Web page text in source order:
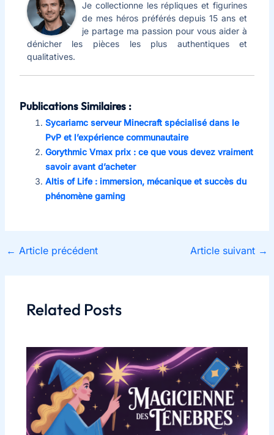
Je collectionne les répliques et figurines
de mes héros préférés depuis 15 ans et
je partage ma passion pour vous aider à
dénicher les pièces les plus authentiques et
qualitatives.
Publications Similaires :
Sycariamc serveur Minecraft spécialisé dans le
PvP et l’expérience communautaire
Gorythmic Vmax prix : ce que vous devez vraiment
savoir avant d’acheter
Altis of Life : immersion, mécanique et succès du
phénomène gaming
← Article précédent Article suivant →
Related Posts